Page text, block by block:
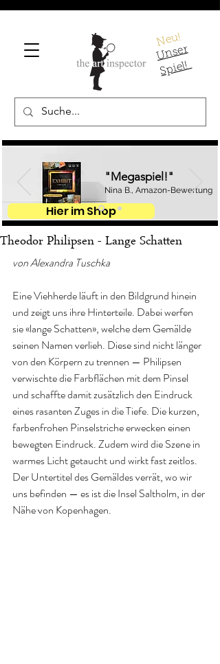
Neu!
U
ns
er
S
pi
el!
"Megaspiel!"
Nina B., Amazon-Bewertung
Hier im Shop
Theodor Philipsen - Lange Schatten
von Alexandra Tuschka
Eine Viehherde läuft in den Bildgrund hinein
und zeigt uns ihre Hinterteile. Dabei werfen
sie «lange Schatten», welche dem Gemälde
seinen Namen verlieh. Diese sind nicht länger
von den Körpern zu trennen — Philipsen
verwischte die Farbflächen mit dem Pinsel
und schaffte damit zusätzlich den Eindruck
eines rasanten Zuges in die Tiefe. Die kurzen,
farbenfrohen Pinselstriche erwecken einen
bewegten Eindruck. Zudem wird die Szene in
warmes Licht getaucht und wirkt fast zeitlos.
Der Untertitel des Gemäldes verrät, wo wir
uns befinden — es ist die Insel Saltholm, in der
Nähe von Kopenhagen.